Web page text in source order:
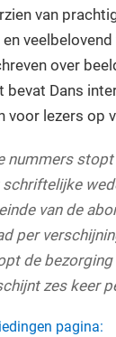
van
over
bevat Dans
voor lezers op
nummers
van de
per
de
zes keer
pagina: